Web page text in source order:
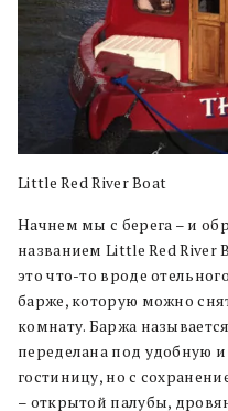
Little Red River Boat
Начнем мы с берега – и
названием Little Red River
это что-то вроде
барже, которую можно
комнату. Баржа
переделана под удобную
гостиницу, но с
– открытой палубы,